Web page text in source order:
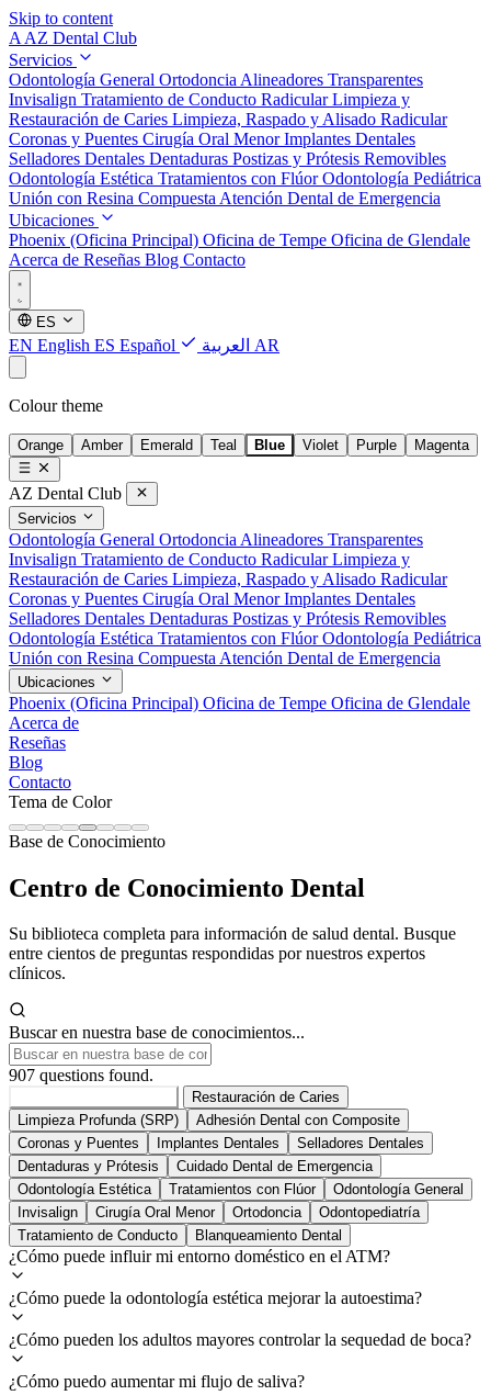
Skip to content
A AZ Dental Club
Servicios
Odontología General Ortodoncia Alineadores Transparentes
Invisalign Tratamiento de Conducto RadicularLimpieza y
Restauración de Caries Limpieza, Raspado y Alisado Radicular
Coronas y Puentes Cirugía Oral MenorImplantes Dentales
Selladores Dentales Dentaduras Postizas y Prótesis Removibles
Odontología Estética Tratamientos con FlúorOdontología Pediátrica
Unión con Resina Compuesta Atención Dental de Emergencia
Ubicaciones
Phoenix (Oficina Principal) Oficina de Tempe Oficina de Glendale
Acerca de Reseñas Blog Contacto
ES
EN English ES Español AR العربية
Colour theme
Orange Amber Emerald Teal Blue Violet Purple Magenta
AZ Dental Club
Servicios
Odontología General Ortodoncia Alineadores Transparentes
Invisalign Tratamiento de Conducto RadicularLimpieza y
Restauración de Caries Limpieza, Raspado y Alisado Radicular
Coronas y Puentes Cirugía Oral MenorImplantes Dentales
Selladores Dentales Dentaduras Postizas y Prótesis Removibles
Odontología Estética Tratamientos con FlúorOdontología Pediátrica
Unión con Resina Compuesta Atención Dental de Emergencia
Ubicaciones
Phoenix (Oficina Principal) Oficina de Tempe Oficina de Glendale
Acerca de
Reseñas
Blog
Contacto
Tema de Color
Base de Conocimiento
Centro de Conocimiento Dental
Su biblioteca completa para información de salud dental. Busque
entre cientos de preguntas respondidas por nuestros expertos
clínicos.
Buscar en nuestra base de conocimientos...
907 questions found.
Restauración de Caries
Limpieza Profunda (SRP)
Adhesión Dental con Composite
Coronas y Puentes
Implantes Dentales
Selladores Dentales
Dentaduras y Prótesis
Cuidado Dental de Emergencia
Odontología Estética
Tratamientos con Flúor
Odontología General
Invisalign
Cirugía Oral Menor Ortodoncia
Odontopediatría
Tratamiento de Conducto
Blanqueamiento Dental
¿Cómo puede influir mi entorno doméstico en el ATM?
¿Cómo puede la odontología estética mejorar la autoestima?
¿Cómo pueden los adultos mayores controlar la sequedad de boca?
¿Cómo puedo aumentar mi flujo de saliva?